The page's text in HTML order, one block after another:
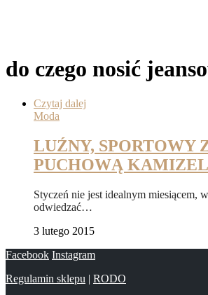
do czego nosić
Czytaj dalej
Moda
LUŹNY, SPORTOWY
PUCHOWĄ
Styczeń nie jest idealnym miesiącem,
odwiedzać…
3 lutego 2015
Facebook Instagram
Regulamin sklepu | RODO